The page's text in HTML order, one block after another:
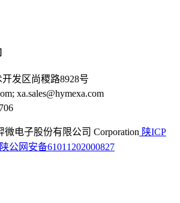
发区尚稷路8928号
xa.sales@hymexa.com
微电子股份有限公司 Corporation 陕ICP
陕公网安备61011202000827